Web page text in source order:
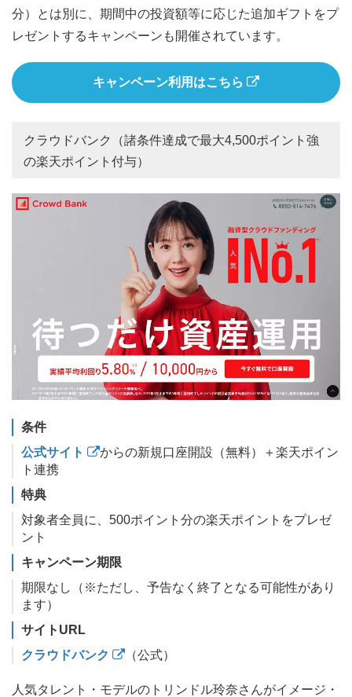
分）とは別に、期間中の投資額等に応じた追加ギフトをプ
レゼントするキャンペーンも開催されています。
キャンペーン利用はこちら
クラウドバンク（諸条件達成で最大4,500ポイント強
の楽天ポイント付与）
条件
公式サイト
からの新規口座開設（無料）＋楽天ポイン
ト連携
特典
対象者全員に、500ポイント分の楽天ポイントをプレゼ
ント
キャンペーン期限
期限なし（※ただし、予告なく終了となる可能性があり
ます）
サイトURL
クラウドバンク
（公式）
人気タレント・モデルのトリンドル玲奈さんがイメージ・